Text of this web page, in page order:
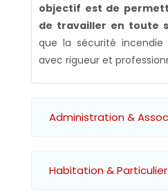
objectif est de
de travailler en toute
que la sécurité
avec rigueur et
Administration &
Habitation & Particulier